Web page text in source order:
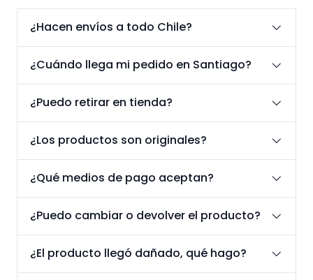
¿Hacen envíos a todo Chile?
¿Cuándo llega mi pedido en Santiago?
¿Puedo retirar en tienda?
¿Los productos son originales?
¿Qué medios de pago aceptan?
¿Puedo cambiar o devolver el producto?
¿El producto llegó dañado, qué hago?